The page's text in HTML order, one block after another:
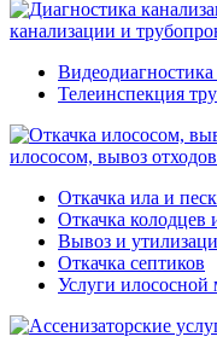
канализации и
Видеодиагностика
Телеинспекция
илососом, вывоз
Откачка ила и
Откачка колодцев
Вывоз и
Откачка септиков
Услуги